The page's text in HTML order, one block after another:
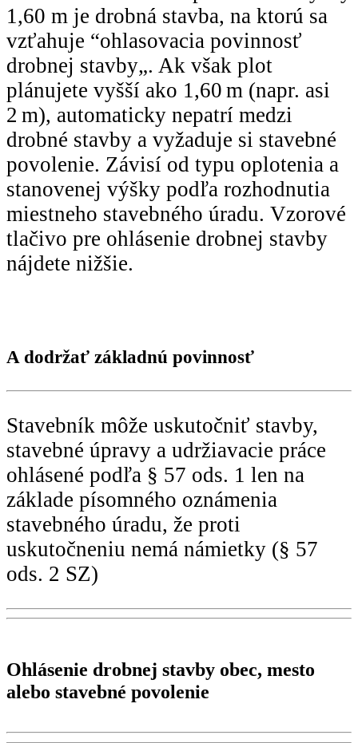
1,60 m je drobná stavba, na ktorú sa
vzťahuje “ohlasovacia povinnosť
drobnej stavby„. Ak však plot
plánujete vyšší ako 1,60 m (napr. asi
2 m), automaticky nepatrí medzi
drobné stavby a vyžaduje si stavebné
povolenie. Závisí od typu oplotenia a
stanovenej výšky podľa rozhodnutia
miestneho stavebného úradu. Vzorové
tlačivo pre ohlásenie drobnej stavby
nájdete nižšie.
A dodržať základnú povinnosť
Stavebník môže uskutočniť stavby,
stavebné úpravy a udržiavacie práce
ohlásené podľa § 57 ods. 1 len na
základe písomného oznámenia
stavebného úradu, že proti
uskutočneniu nemá námietky (§ 57
ods. 2 SZ)
Ohlásenie drobnej stavby obec, mesto
alebo stavebné povolenie